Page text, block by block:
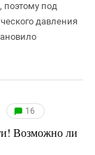
поэтому под
давления
16
Возможно ли